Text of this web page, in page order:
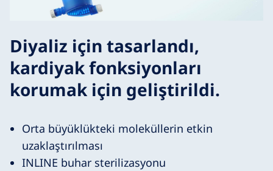
Diyaliz için tasarlandı,
kardiyak fonksiyonları
korumak için geliştirildi.
Orta büyüklükteki moleküllerin etkin
uzaklaştırılması
INLINE buhar sterilizasyonu